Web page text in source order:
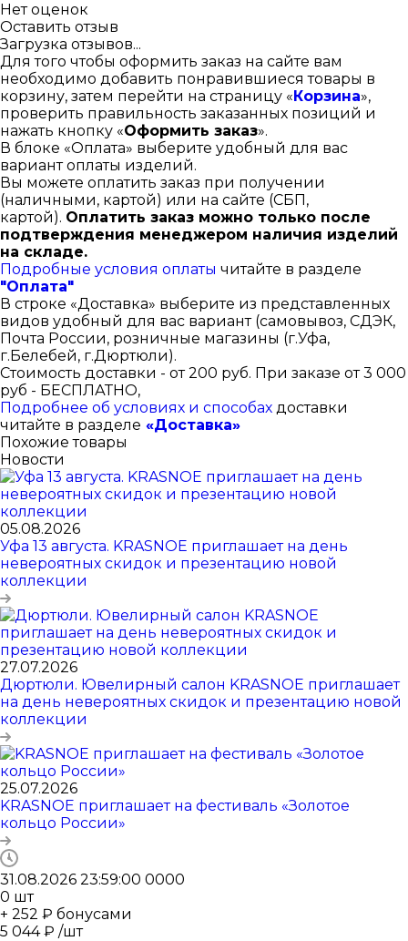
Нет оценок
Оставить отзыв
Загрузка отзывов...
Для того чтобы оформить заказ на сайте вам
необходимо добавить понравившиеся товары в
корзину, затем перейти на страницу «Корзина»,
проверить правильность заказанных позиций и
нажать кнопку «Оформить заказ».
В блоке «Оплата» выберите удобный для вас
вариант оплаты изделий.
Вы можете оплатить заказ при получении
(наличными, картой) или на сайте (СБП,
картой). Оплатить заказ можно только после
подтверждения менеджером наличия изделий
на складе.
Подробные условия оплаты читайте в разделе
"Оплата"
В строке «Доставка» выберите из представленных
видов удобный для вас вариант (самовывоз, СДЭК,
Почта России, розничные магазины (г.Уфа,
г.Белебей, г.Дюртюли).
Стоимость доставки - от 200 руб. При заказе от 3 000
руб - БЕСПЛАТНО,
Подробнее об условиях и способах доставки
читайте в разделе «Доставка»
Похожие товары
Новости
05.08.2026
Уфа 13 августа. KRASNOE приглашает на день
невероятных скидок и презентацию новой
коллекции
27.07.2026
Дюртюли. Ювелирный салон KRASNOE приглашает
на день невероятных скидок и презентацию новой
коллекции
25.07.2026
KRASNOE приглашает на фестиваль «Золотое
кольцо России»
31.08.2026 23:59:00 0000
0 шт
+ 252 ₽ бонусами
5 044₽ /шт